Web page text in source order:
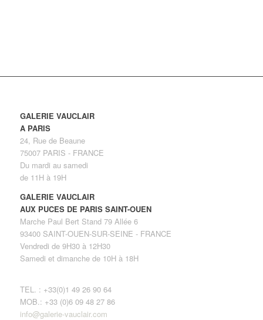
GALERIE VAUCLAIR
A PARIS
24, Rue de Beaune
75007 PARIS - FRANCE
Du mardi au samedi
de 11H à 19H
GALERIE VAUCLAIR
AUX PUCES DE PARIS SAINT-OUEN
Marche Paul Bert Stand 79 Allée 6
93400 SAINT-OUEN-SUR-SEINE - FRANCE
Vendredi de 9H30 à 12H30
Samedi et dimanche de 10H à 18H
TEL. : +33(0)1 49 26 90 64
MOB.: +33 (0)6 09 48 27 86
info@galerie-vauclair.com